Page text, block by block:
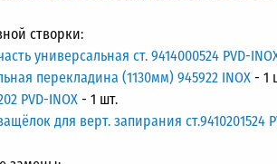
створки:
универсальная ст. 9414000524 PVD-
перекладина (1130мм) 945922 INOX - 1
PVD-INOX - 1 шт.
для верт. запирания ст.9410201524